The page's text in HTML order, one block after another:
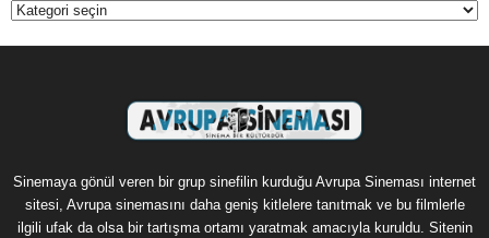
Kategoriler
Sinemaya gönül veren bir grup sinefilin kurduğu Avrupa Sineması internet
sitesi, Avrupa sinemasını daha geniş kitlelere tanıtmak ve bu filmlerle
ilgili ufak da olsa bir tartışma ortamı yaratmak amacıyla kuruldu. Sitenin